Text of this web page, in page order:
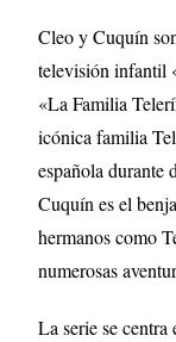
Cleo y Cuquín
televisión infantil
«La Familia
icónica familia
española durante
Cuquín es el
hermanos como
numerosas
La serie se